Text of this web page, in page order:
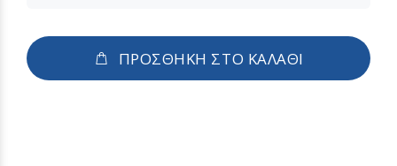
ΠΡΟΣΘΗΚΗ ΣΤΟ ΚΑΛΑΘΙ